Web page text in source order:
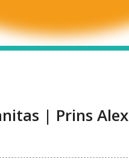
| Prins